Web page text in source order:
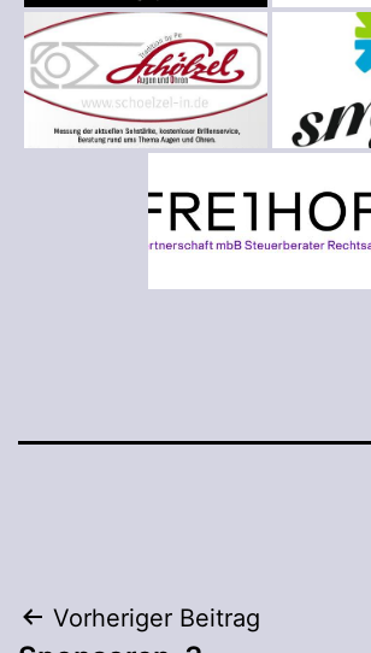
Beitragsnavigation
Vorheriger Beitrag